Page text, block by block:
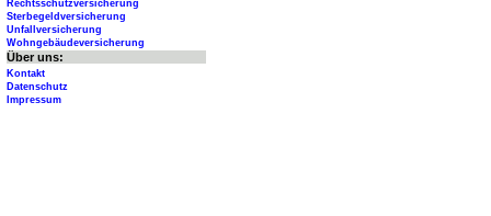
Rechtsschutzversicherung
Sterbegeldversicherung
Unfallversicherung
Wohngebäudeversicherung
Über uns:
Kontakt
Datenschutz
Impressum